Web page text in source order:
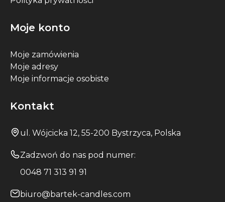
Moje konto
Moje zamówienia
Moje adresy
Moje informacje osobiste
Kontakt
ul. Wójcicka 12, 55-200 Bystrzyca, Polska
Zadzwoń do nas pod numer:
0048 71 313 91 91
biuro@bartek-candles.com